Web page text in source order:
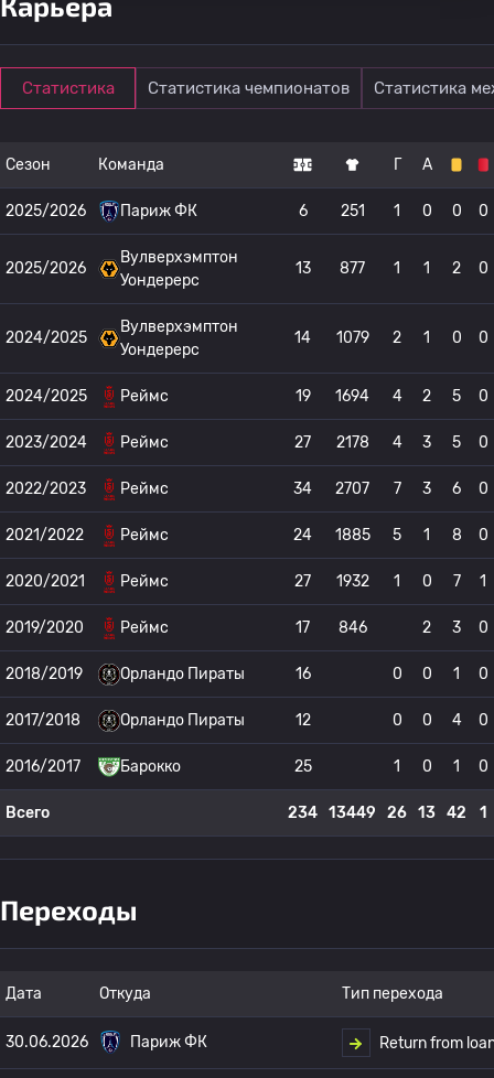
Статистика Статистика чемпионатов Статистика
Сезон Команда Г А
2025/2026 Париж ФК 6 251 1 0 0 0
2025/2026
Вулверхэмптон
Уондерерс
13 877 1 1 2 0
2024/2025
Вулверхэмптон
Уондерерс
14 1079 2 1 0 0
2024/2025 Реймс 19 1694 4 2 5 0
2023/2024 Реймс 27 2178 4 3 5 0
2022/2023 Реймс 34 2707 7 3 6 0
2021/2022 Реймс 24 1885 5 1 8 0
2020/2021 Реймс 27 1932 1 0 7 1
2019/2020 Реймс 17 846 2 3 0
2018/2019 Орландо Пираты 16 0 0 1 0
2017/2018 Орландо Пираты 12 0 0 4 0
2016/2017 Барокко 25 1 0 1 0
Всего 234 13449 26 13 42 1
Переходы
Дата Откуда Тип перехода
30.06.2026 Париж ФК Return from